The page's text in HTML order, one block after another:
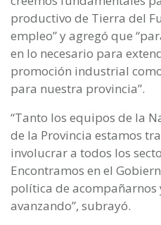
productivo de Tierra del
empleo” y agregó que
en lo necesario para
promoción industrial
para nuestra provincia”.
“Tanto los equipos de la
de la Provincia estamos
involucrar a todos los
Encontramos en el
política de acompañarnos
avanzando”, subrayó.